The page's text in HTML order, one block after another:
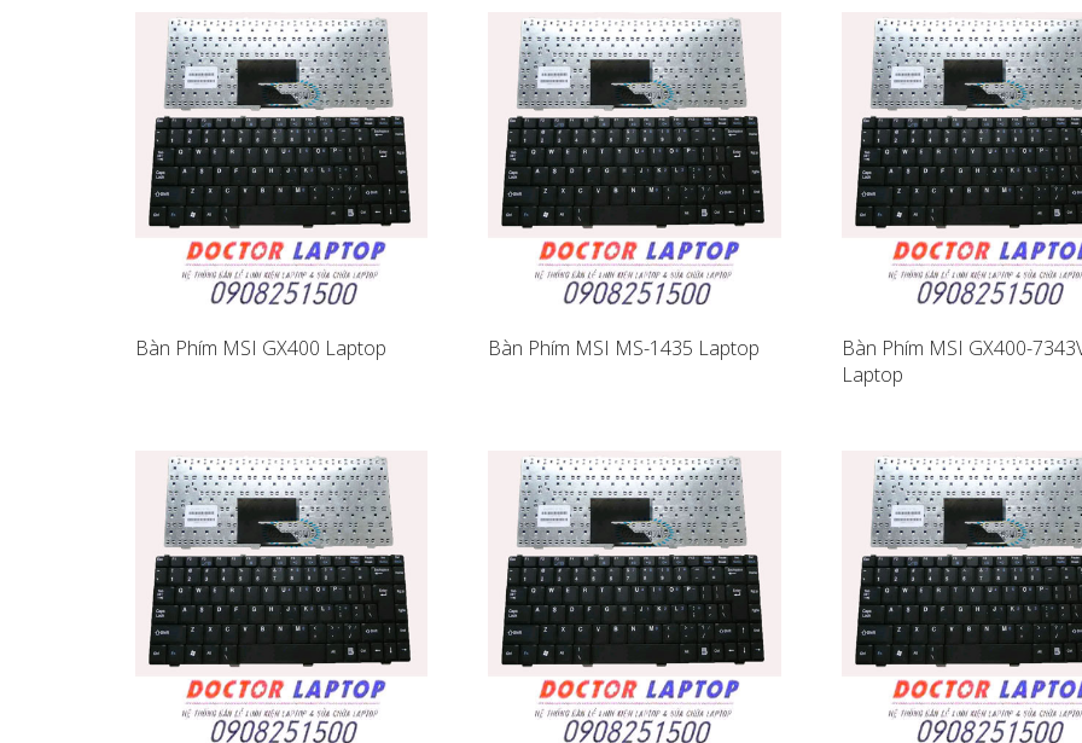
Bàn Phím MSI GX400 Laptop Bàn Phím MSI MS-1435 Laptop
Bàn Phím MSI GX400-
Laptop